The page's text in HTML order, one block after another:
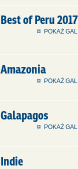
Best of Peru 2017
POKAŻ
Amazonia
POKAŻ
Galapagos
POKAŻ
Indie